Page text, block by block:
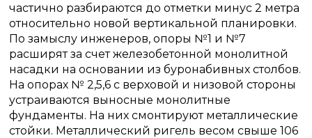
частично разбираются до отметки минус 2 метра
относительно новой вертикальной планировки.
По замыслу инженеров, опоры №1 и №7
расширят за счет железобетонной монолитной
насадки на основании из буронабивных столбов.
На опорах № 2,5,6 с верховой и низовой стороны
устраиваются выносные монолитные
фундаменты. На них смонтируют металлические
стойки. Металлический ригель весом свыше 106